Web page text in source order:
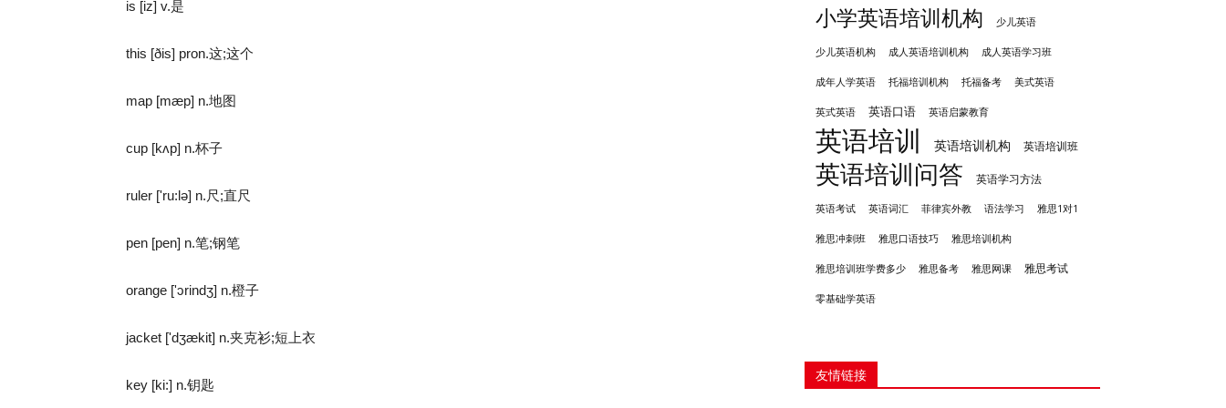
is [iz] v.是
this [ðis] pron.这;这个
map [mæp] n.地图
cup [kʌp] n.杯子
ruler ['ru:lə] n.尺;直尺
pen [pen] n.笔;钢笔
orange ['ɔrindʒ] n.橙子
jacket ['dʒækit] n.夹克衫;短上衣
key [ki:] n.钥匙
小学英语培训机构 少儿英语
少儿英语机构 成人英语培训机构 成人英语学习班
成年人学英语 托福培训机构 托福备考 美式英语
英式英语 英语口语 英语启蒙教育
英语培训 英语培训机构 英语培训班
英语培训问答 英语学习方法
英语考试 英语词汇 菲律宾外教 语法学习 雅思1对1
雅思冲刺班 雅思口语技巧 雅思培训机构
雅思培训班学费多少 雅思备考 雅思网课 雅思考试
零基础学英语
友情链接